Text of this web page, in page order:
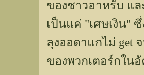
ของชาวอาหรับ แ
เป็นแค่ "เศษเงิน"
ลุงออดาแกไม่ get
ของพวกเตอร์กใน